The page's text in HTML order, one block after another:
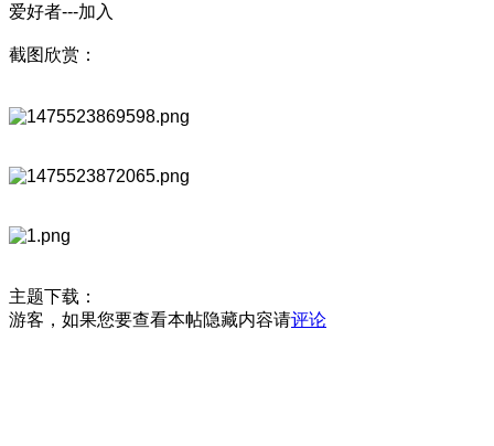
爱好者---加入
截图欣赏：
主题下载：
游客，如果您要查看本帖隐藏内容请评论